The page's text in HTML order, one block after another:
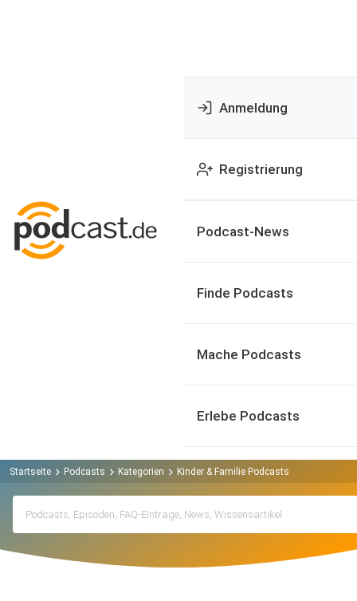
Anmeldung
Registrierung
Podcast-News
Finde Podcasts
Mache Podcasts
Erlebe Podcasts
Startseite Podcasts Kategorien Kinder & Familie Podcasts